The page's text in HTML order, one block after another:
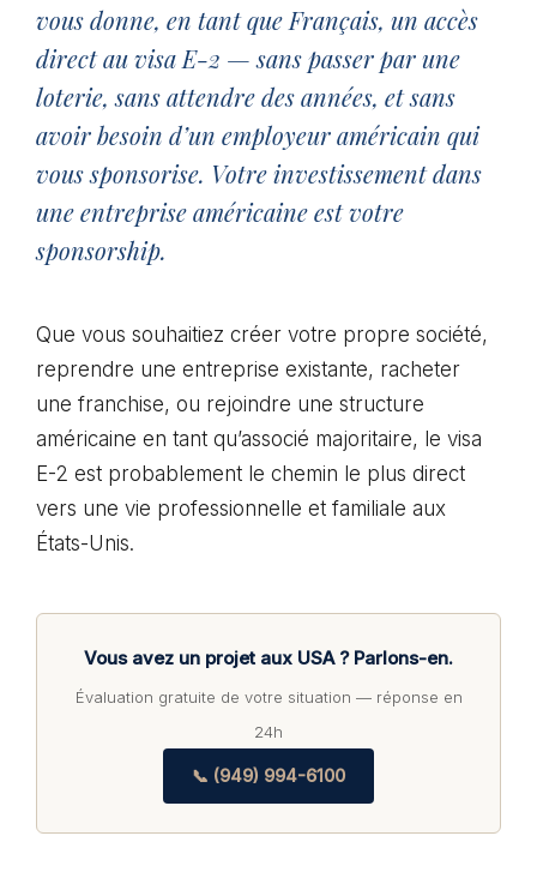
vous donne, en tant que Français, un accès
direct au visa E-2 — sans passer par une
loterie, sans attendre des années, et sans
avoir besoin d’un employeur américain qui
vous sponsorise. Votre investissement dans
une entreprise américaine est votre
sponsorship.
Que vous souhaitiez créer votre propre société,
reprendre une entreprise existante, racheter
une franchise, ou rejoindre une structure
américaine en tant qu’associé majoritaire, le visa
E-2 est probablement le chemin le plus direct
vers une vie professionnelle et familiale aux
États-Unis.
Vous avez un projet aux USA ? Parlons-en.
Évaluation gratuite de votre situation — réponse en
24h
📞 (949) 994-6100